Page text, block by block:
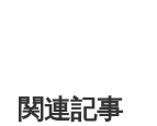
関連記事